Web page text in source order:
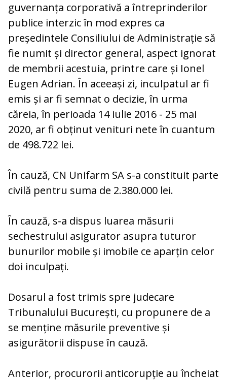
guvernanța corporativă a întreprinderilor
publice interzic în mod expres ca
președintele Consiliului de Administrație să
fie numit și director general, aspect ignorat
de membrii acestuia, printre care și Ionel
Eugen Adrian. În aceeași zi, inculpatul ar fi
emis și ar fi semnat o decizie, în urma
căreia, în perioada 14 iulie 2016 - 25 mai
2020, ar fi obținut venituri nete în cuantum
de 498.722 lei.
În cauză, CN Unifarm SA s-a constituit parte
civilă pentru suma de 2.380.000 lei.
În cauză, s-a dispus luarea măsurii
sechestrului asigurator asupra tuturor
bunurilor mobile și imobile ce aparțin celor
doi inculpați.
Dosarul a fost trimis spre judecare
Tribunalului București, cu propunere de a
se menține măsurile preventive și
asigurătorii dispuse în cauză.
Anterior, procurorii anticorupție au încheiat